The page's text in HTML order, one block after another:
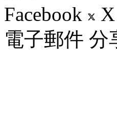
Facebook
電子郵件 分